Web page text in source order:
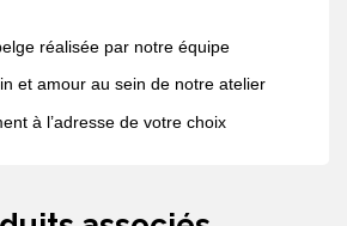
réalisée par notre équipe
et amour au sein de notre atelier
à l’adresse de votre choix